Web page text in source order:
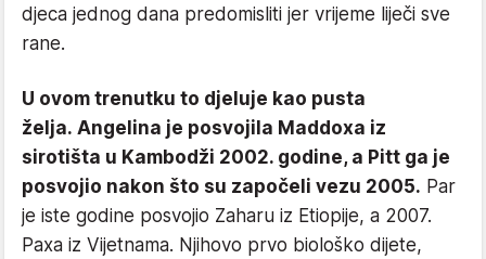
djeca jednog dana predomisliti jer vrijeme liječi sve
rane.
U ovom trenutku to djeluje kao pusta
želja. Angelina je posvojila Maddoxa iz
sirotišta u Kambodži 2002. godine, a Pitt ga je
posvojio nakon što su započeli vezu 2005. Par
je iste godine posvojio Zaharu iz Etiopije, a 2007.
Paxa iz Vijetnama. Njihovo prvo biološko dijete,